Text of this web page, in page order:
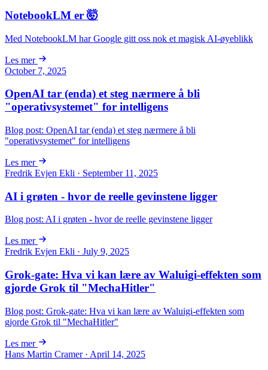
NotebookLM er 🤯
Med NotebookLM har Google gitt oss nok et magisk AI-øyeblikk
Les mer
October 7, 2025
OpenAI tar (enda) et steg nærmere å bli
"operativsystemet" for intelligens
Blog post: OpenAI tar (enda) et steg nærmere å bli
"operativsystemet" for intelligens
Les mer
Fredrik Evjen Ekli · September 11, 2025
AI i grøten - hvor de reelle gevinstene ligger
Blog post: AI i grøten - hvor de reelle gevinstene ligger
Les mer
Fredrik Evjen Ekli · July 9, 2025
Grok-gate: Hva vi kan lære av Waluigi-effekten som
gjorde Grok til "MechaHitler"
Blog post: Grok-gate: Hva vi kan lære av Waluigi-effekten som
gjorde Grok til "MechaHitler"
Les mer
Hans Martin Cramer · April 14, 2025